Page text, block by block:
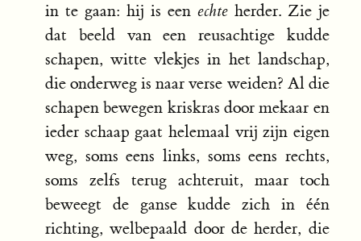
in te gaan: hij is een echteherder. Zie je
dat beeld van een reusachtige kudde
schapen, witte vlekjes in het landschap,
die onderweg is naar verse weiden? Al die
schapen bewegen kriskras door mekaar en
ieder schaap gaat helemaal vrij zijn eigen
weg, soms eens links, soms eens rechts,
soms zelfs terug achteruit, maar toch
beweegt de ganse kudde zich in één
richting, welbepaald door de herder, die